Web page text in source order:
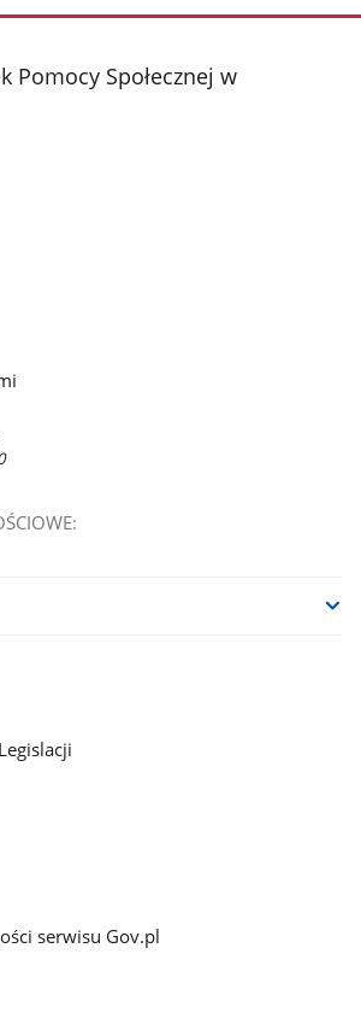
Pomocy Społecznej w
serwisu Gov.pl